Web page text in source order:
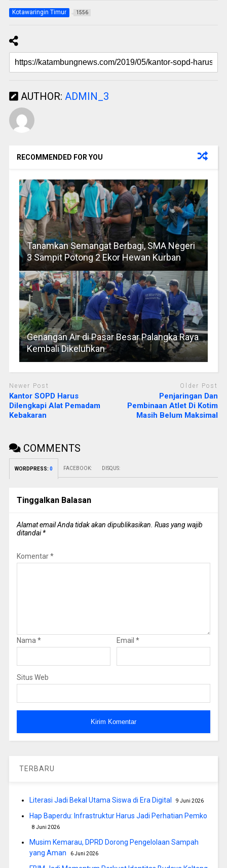
Kotawaringin Timur 1556
AUTHOR: ADMIN_3
RECOMMENDED FOR YOU
Tanamkan Semangat Berbagi, SMA Negeri
3 Sampit Potong 2 Ekor Hewan Kurban
Genangan Air di Pasar Besar Palangka Raya
Kembali Dikeluhkan
Newer Post
Kantor SOPD Harus
Dilengkapi Alat Pemadam
Kebakaran
Older Post
Penjaringan Dan
Pembinaan Atlet Di Kotim
Masih Belum Maksimal
COMMENTS
WORDPRESS: 0 FACEBOOK: DISQUS:
Tinggalkan Balasan
Alamat email Anda tidak akan dipublikasikan. Ruas yang wajib
ditandai*
Komentar*
Nama* Email *
Situs Web
TERBARU
Literasi Jadi Bekal Utama Siswa di Era Digital 9 Juni 2026
Hap Baperdu: Infrastruktur Harus Jadi Perhatian Pemko
8 Juni 2026
Musim Kemarau, DPRD Dorong Pengelolaan Sampah
yang Aman
6 Juni 2026